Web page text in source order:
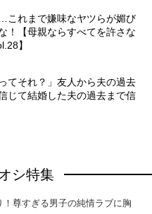
これまで嫌味なヤツらが媚び
！【母親ならすべてを許さな
】
てそれ？」友人から夫の過去
じて結婚した夫の過去まで信
シ特集
！尊すぎる男子の純情ラブに胸